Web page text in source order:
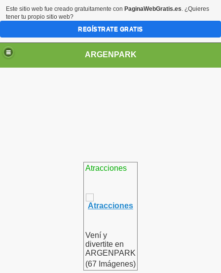
ARGENPARK
Atracciones
Vení y
divertite en
ARGENPARK
(67 Imágenes)
Este sitio web fue creado gratuitamente con PaginaWebGratis.es. ¿Quieres
tener tu propio sitio web?
REGÍSTRATE GRATIS